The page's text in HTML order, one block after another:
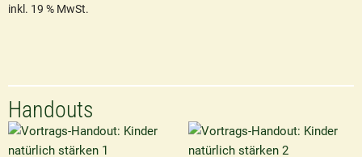
inkl. 19 % MwSt.
Handouts